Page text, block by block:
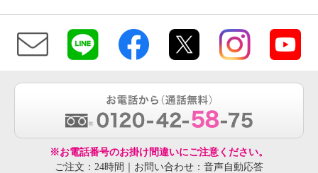
※お電話番号のお掛け間違いにご注意ください。
ご注文：24時間｜お問い合わせ：音声自動応答